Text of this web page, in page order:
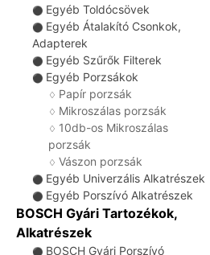
⚫ Egyéb Toldócsövek
⚫ Egyéb Átalakító Csonkok,
Adapterek
⚫ Egyéb Szűrők Filterek
⚫ Egyéb Porzsákok
♢ Papír porzsák
♢ Mikroszálas porzsák
♢ 10db-os Mikroszálas
porzsák
♢ Vászon porzsák
⚫ Egyéb Univerzális Alkatrészek
⚫ Egyéb Porszívó Alkatrészek
BOSCH Gyári Tartozékok,
Alkatrészek
⚫ BOSCH Gyári Porszívó